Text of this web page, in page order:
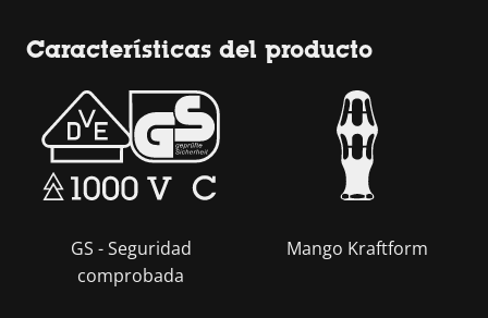
Características del producto
GS - Seguridad
comprobada
Mango Kraftform